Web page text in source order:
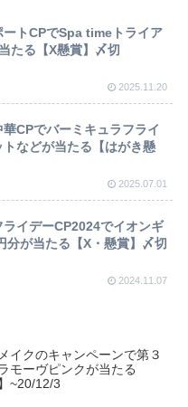
ートCPでSpa timeトライア
たる【X懸賞】〆切
2025.11.20
CPでバーミキュラフライ
などが当たる【はがき懸
2025.07.01
イデーCP2024でイオンギ
分が当たる【X・懸賞】〆切
2024.11.07
イクのキャンペーンで第３
モーヴピンクが当たる
~20/12/3